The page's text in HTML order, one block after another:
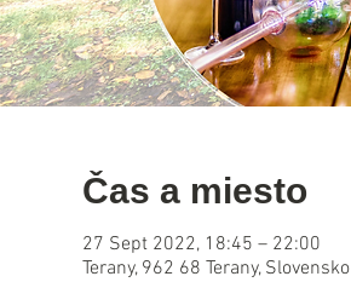
Čas a miesto
27 Sept 2022, 18:45 – 22:00
Terany, 962 68 Terany, Slovensko